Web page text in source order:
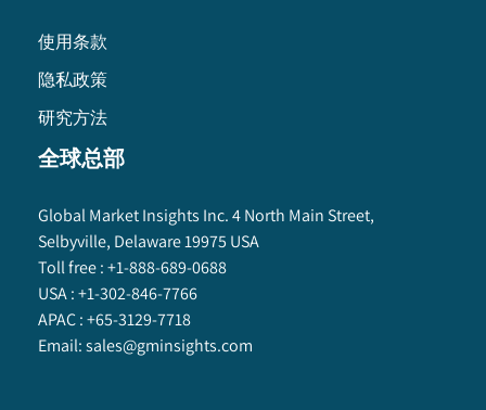
使用条款
隐私政策
研究方法
全球总部
Global Market Insights Inc. 4 North Main Street,
Selbyville, Delaware 19975 USA
Toll free :+1-888-689-0688
USA :+1-302-846-7766
APAC :+65-3129-7718
Email:sales@gminsights.com